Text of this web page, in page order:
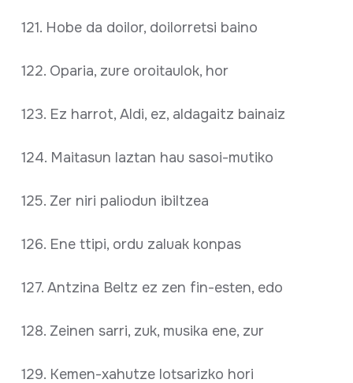
121. Hobe da doilor, doilorretsi baino
122. Oparia, zure oroitaulok, hor
123. Ez harrot, Aldi, ez, aldagaitz bainaiz
124. Maitasun laztan hau sasoi-mutiko
125. Zer niri paliodun ibiltzea
126. Ene ttipi, ordu zaluak konpas
127. Antzina Beltz ez zen fin-esten, edo
128. Zeinen sarri, zuk, musika ene, zur
129. Kemen-xahutze lotsarizko hori